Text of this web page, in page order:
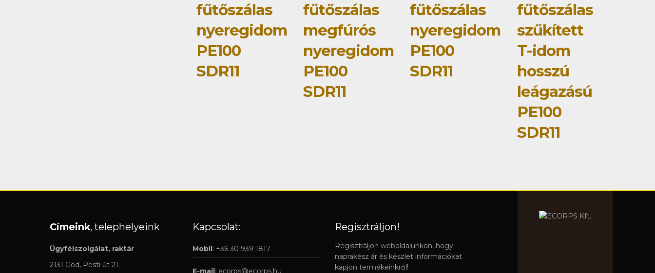
fűtőszálas
nyeregidom
PE100
SDR11
fűtőszálas
megfúrós
nyeregidom
PE100
SDR11
fűtőszálas
nyeregidom
PE100
SDR11
fűtőszálas
szűkített
T-idom
hosszú
leágazású
PE100
SDR11
Címeink, telephelyeink
Ügyfélszolgálat, raktár
2131 Göd, Pesti út 21.
Kapcsolat:
Mobil: +36 30 939 1817
E-mail: ecorps@ecorps.hu
Regisztráljon!
Regisztráljon weboldalunkon, hogy
naprakész ár és készlet információkat
kapjon termékeinkről!